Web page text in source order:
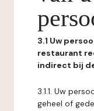
3.1 Uw
restaurant
indirect bij
3.1.1. Uw
geheel of